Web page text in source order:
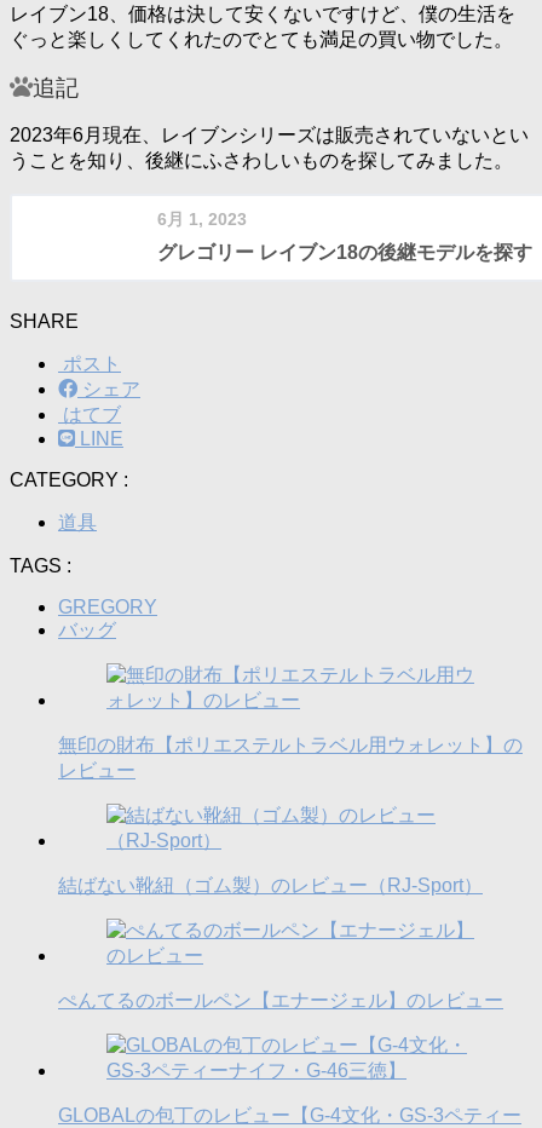
レイブン18、価格は決して安くないですけど、僕の生活を
ぐっと楽しくしてくれたのでとても満足の買い物でした。
追記
2023年6月現在、レイブンシリーズは販売されていないとい
うことを知り、後継にふさわしいものを探してみました。
6月 1, 2023
グレゴリー レイブン18の後継モデルを探す
SHARE
ポスト
シェア
はてブ
LINE
CATEGORY :
道具
TAGS :
GREGORY
バッグ
無印の財布【ポリエステルトラベル用ウォレット】の
レビュー
結ばない靴紐（ゴム製）のレビュー（RJ-Sport）
ぺんてるのボールペン【エナージェル】のレビュー
GLOBALの包丁のレビュー【G-4文化・GS-3ペティー